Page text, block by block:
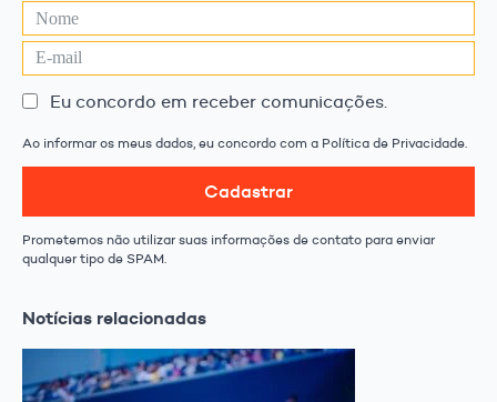
Eu concordo em receber comunicações.
Ao informar os meus dados, eu concordo com a Política de Privacidade.
Cadastrar
Prometemos não utilizar suas informações de contato para enviar
qualquer tipo de SPAM.
Notícias relacionadas